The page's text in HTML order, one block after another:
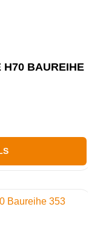
H70 BAUREIHE